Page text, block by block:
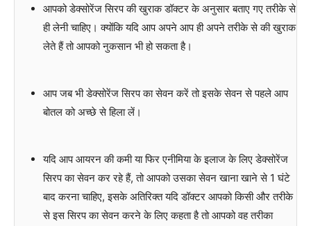
आपको डेक्सोरेंज सिरप की खुराक डॉक्टर के अनुसार बताए गए तरीके से
ही लेनी चाहिए। क्योंकि यदि आप अपने आप ही अपने तरीके से की खुराक
लेते हैं तो आपको नुकसान भी हो सकता है।
आप जब भी डेक्सोरेंज सिरप का सेवन करें तो इसके सेवन से पहले आप
बोतल को अच्छे से हिला लें।
यदि आप आयरन की कमी या फिर एनीमिया के इलाज के लिए डेक्सोरेंज
सिरप का सेवन कर रहे हैं, तो आपको उसका सेवन खाना खाने से 1 घंटे
बाद करना चाहिए, इसके अतिरिक्त यदि डॉक्टर आपको किसी और तरीके
से इस सिरप का सेवन करने के लिए कहता है तो आपको वह तरीका